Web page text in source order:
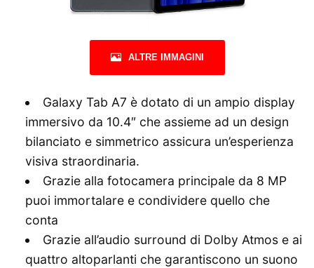
ALTRE IMMAGINI
Galaxy Tab A7 è dotato di un ampio display
immersivo da 10.4″ che assieme ad un design
bilanciato e simmetrico assicura un’esperienza
visiva straordinaria.
Grazie alla fotocamera principale da 8 MP
puoi immortalare e condividere quello che
conta
Grazie all’audio surround di Dolby Atmos e ai
quattro altoparlanti che garantiscono un suono